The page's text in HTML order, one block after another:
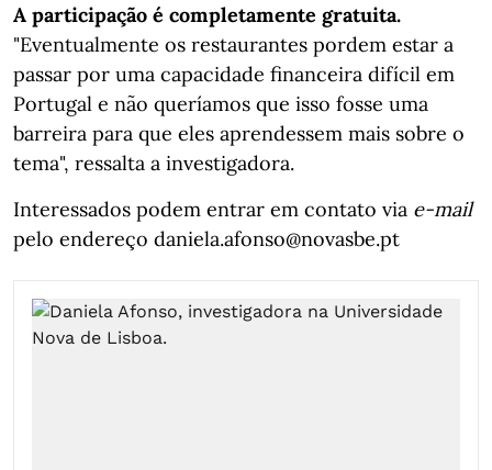
A participação é completamente gratuita.
"Eventualmente os restaurantes pordem estar a
passar por uma capacidade financeira difícil em
Portugal e não queríamos que isso fosse uma
barreira para que eles aprendessem mais sobre o
tema", ressalta a investigadora.
Interessados podem entrar em contato via e-mail
pelo endereço daniela.afonso@novasbe.pt